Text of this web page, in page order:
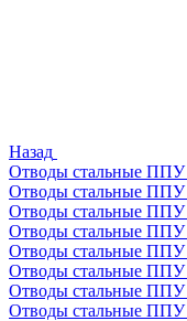
Назад
Отводы стальные
Отводы стальные
Отводы стальные
Отводы стальные
Отводы стальные
Отводы стальные
Отводы стальные
Отводы стальные